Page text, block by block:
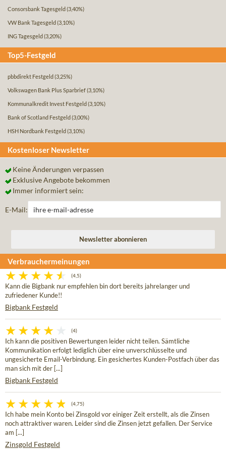
Consorsbank Tagesgeld (3,40%)
VW Bank Tagesgeld (3,10%)
ING Tagesgeld (3,20%)
Top5-Festgeld
pbbdirekt Festgeld (3,25%)
Volkswagen Bank Plus Sparbrief(3,10%)
Kommunalkredit Invest Festgeld (3,10%)
Bank of Scotland Festgeld (3,00%)
HSH Nordbank Festgeld (3,10%)
Kostenloser Newsletter
Keine Änderungen verpassen
Exklusive Angebote bekommen
Immer informiert sein:
E-Mail:
Verbrauchermeinungen
(4,5)
Kann die Bigbank nur empfehlen bin dort bereits jahrelanger und
zufriedener Kunde!!
Bigbank Festgeld
(4)
Ich kann die positiven Bewertungen leider nicht teilen. Sämtliche
Kommunikation erfolgt lediglich über eine unverschlüsselte und
ungesicherte Email-Verbindung. Ein gesichertes Kunden-Postfach über das
man sich mit der [...]
Bigbank Festgeld
(4,75)
Ich habe mein Konto bei Zinsgold vor einiger Zeit erstellt, als die Zinsen
noch attraktiver waren. Leider sind die Zinsen jetzt gefallen. Der Service
am [...]
Zinsgold Festgeld